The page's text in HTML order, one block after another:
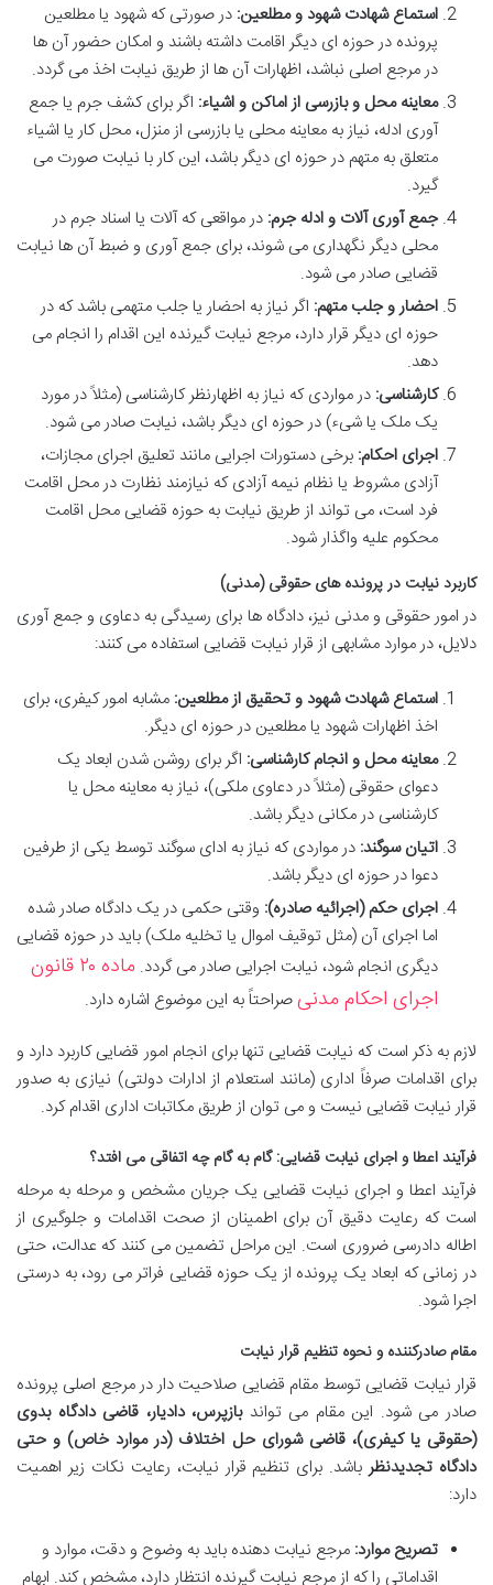
استماع شهادت شهود و مطلعین: در صورتی که شهود یا مطلعین
پرونده در حوزه ای دیگر اقامت داشته باشند و امکان حضور آن ها
در مرجع اصلی نباشد، اظهارات آن ها از طریق نیابت اخذ می گردد.
معاینه محل و بازرسی از اماکن و اشیاء: اگر برای کشف جرم یا جمع
آوری ادله، نیاز به معاینه محلی یا بازرسی از منزل، محل کار یا اشیاء
متعلق به متهم در حوزه ای دیگر باشد، این کار با نیابت صورت می
گیرد.
جمع آوری آلات و ادله جرم: در مواقعی که آلات یا اسناد جرم در
محلی دیگر نگهداری می شوند، برای جمع آوری و ضبط آن ها نیابت
قضایی صادر می شود.
احضار و جلب متهم: اگر نیاز به احضار یا جلب متهمی باشد که در
حوزه ای دیگر قرار دارد، مرجع نیابت گیرنده این اقدام را انجام می
دهد.
کارشناسی: در مواردی که نیاز به اظهارنظر کارشناسی (مثلاً در مورد
یک ملک یا شیء) در حوزه ای دیگر باشد، نیابت صادر می شود.
اجرای احکام: برخی دستورات اجرایی مانند تعلیق اجرای مجازات،
آزادی مشروط یا نظام نیمه آزادی که نیازمند نظارت در محل اقامت
فرد است، می تواند از طریق نیابت به حوزه قضایی محل اقامت
محکوم علیه واگذار شود.
کاربرد نیابت در پرونده های حقوقی (مدنی)
در امور حقوقی و مدنی نیز، دادگاه ها برای رسیدگی به دعاوی و جمع آوری
دلایل، در موارد مشابهی از قرار نیابت قضایی استفاده می کنند:
استماع شهادت شهود و تحقیق از مطلعین: مشابه امور کیفری، برای
اخذ اظهارات شهود یا مطلعین در حوزه ای دیگر.
معاینه محل و انجام کارشناسی: اگر برای روشن شدن ابعاد یک
دعوای حقوقی (مثلاً در دعاوی ملکی)، نیاز به معاینه محل یا
کارشناسی در مکانی دیگر باشد.
اتیان سوگند: در مواردی که نیاز به ادای سوگند توسط یکی از طرفین
دعوا در حوزه ای دیگر باشد.
اجرای حکم (اجرائیه صادره): وقتی حکمی در یک دادگاه صادر شده
اما اجرای آن (مثل توقیف اموال یا تخلیه ملک) باید در حوزه قضایی
دیگری انجام شود، نیابت اجرایی صادر می گردد.
ماده ۲۰ قانون
اجرای احکام مدنیصراحتاً به این موضوع اشاره دارد.
لازم به ذکر است که نیابت قضایی تنها برای انجام امور قضایی کاربرد دارد و
برای اقدامات صرفاً اداری (مانند استعلام از ادارات دولتی) نیازی به صدور
قرار نیابت قضایی نیست و می توان از طریق مکاتبات اداری اقدام کرد.
فرآیند اعطا و اجرای نیابت قضایی: گام به گام چه اتفاقی می افتد؟
فرآیند اعطا و اجرای نیابت قضایی یک جریان مشخص و مرحله به مرحله
است که رعایت دقیق آن برای اطمینان از صحت اقدامات و جلوگیری از
اطاله دادرسی ضروری است. این مراحل تضمین می کنند که عدالت، حتی
در زمانی که ابعاد یک پرونده از یک حوزه قضایی فراتر می رود، به درستی
اجرا شود.
مقام صادرکننده و نحوه تنظیم قرار نیابت
قرار نیابت قضایی توسط مقام قضایی صلاحیت دار در مرجع اصلی پرونده
صادر می شود. این مقام می تواندبازپرس، دادیار، قاضی دادگاه بدوی
(حقوقی یا کیفری)، قاضی شورای حل اختلاف (در موارد خاص) و حتی
دادگاه تجدیدنظرباشد. برای تنظیم قرار نیابت، رعایت نکات زیر اهمیت
دارد:
تصریح موارد: مرجع نیابت دهنده باید به وضوح و دقت، موارد و
اقداماتی را که از مرجع نیابت گیرنده انتظار دارد، مشخص کند. ابهام